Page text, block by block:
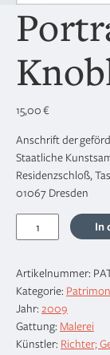
15,00€
Anschrift der
Staatliche
Residenzschloß,
01067 Dresden
Dr.
1964
Menge
In
Artikelnummer:
Kategorie:
Jahr: 2009
Gattung: Malerei
Künstler: Richter;